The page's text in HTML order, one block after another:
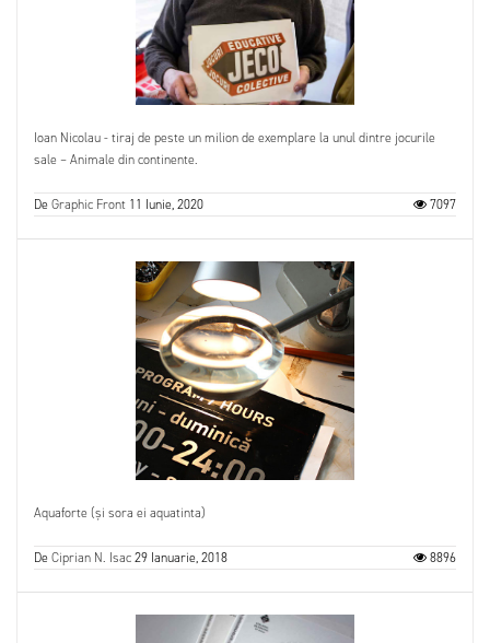
Ioan Nicolau - tiraj de peste un milion de exemplare la unul dintre jocurile
sale – Animale din continente.
DeGraphic Front 11 Iunie, 2020 7097
Aquaforte (și sora ei aquatinta)
DeCiprian N. Isac29 Ianuarie, 2018 8896